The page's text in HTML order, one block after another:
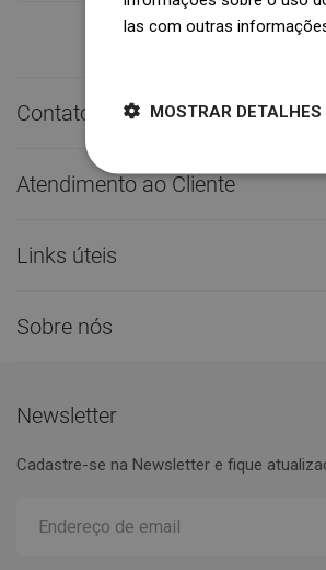
Contato rápido
Atendimento ao Cliente
Links úteis
Sobre nós
Newsletter
Cadastre-se na Newsletter e fique
las com outras
MOSTRAR DETALHES